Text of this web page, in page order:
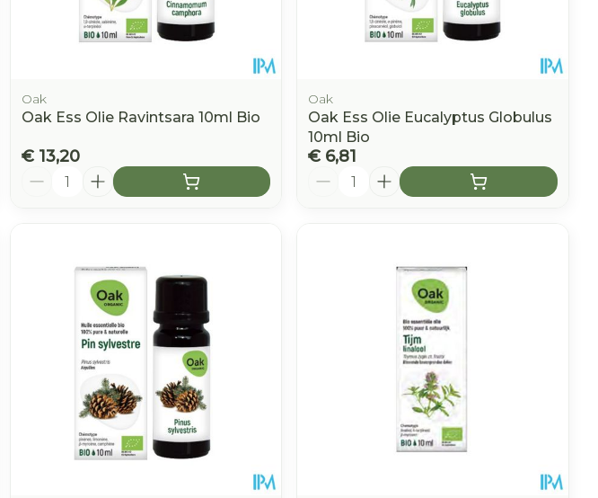
Oak
Oak Ess Olie Ravintsara 10ml Bio
€ 13,20
Aantal
Oak
Oak Ess Olie Eucalyptus Globulus
10ml Bio
€ 6,81
Aantal